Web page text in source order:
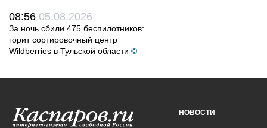
08:56 05.08.2026
За ночь сбили 475 беспилотников:
горит сортировочный центр
Wildberries в Тульской области ©
НОВОСТИ